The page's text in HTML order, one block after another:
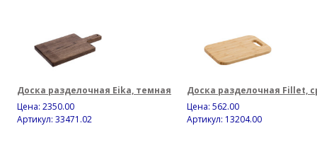
Доска разделочная Eika, темная
Цена: 2350.00
Артикул: 33471.02
Доска разделочная Fillet,
Цена: 562.00
Артикул: 13204.00